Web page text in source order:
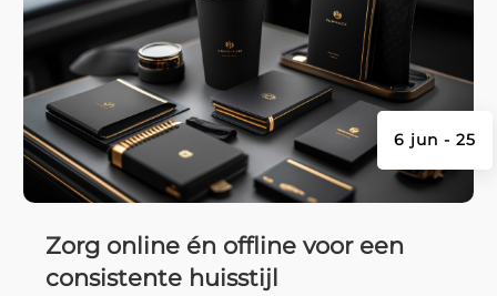
Zorg online én offline voor een
consistente huisstijl
6 jun - 25